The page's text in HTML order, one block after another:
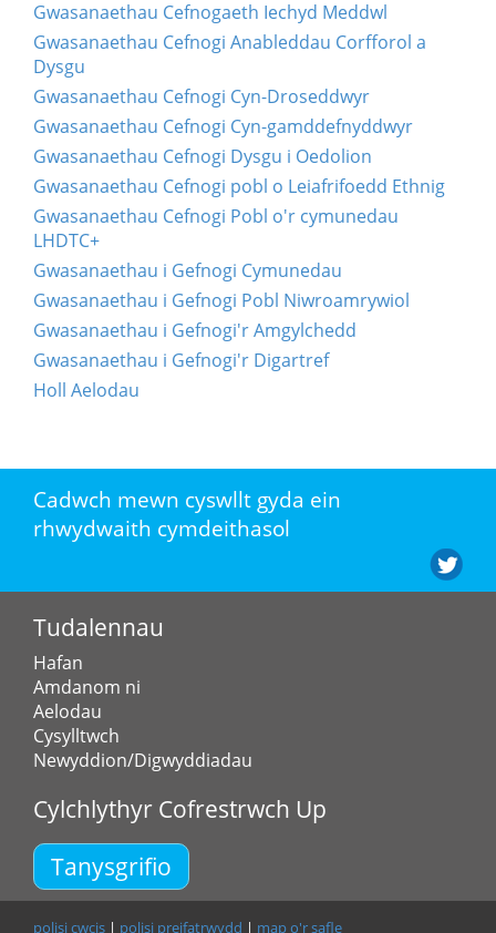
Gwasanaethau Cefnogaeth Iechyd Meddwl
Gwasanaethau Cefnogi Anableddau Corfforol a
Dysgu
Gwasanaethau Cefnogi Cyn-Droseddwyr
Gwasanaethau Cefnogi Cyn-gamddefnyddwyr
Gwasanaethau Cefnogi Dysgu i Oedolion
Gwasanaethau Cefnogi pobl o Leiafrifoedd Ethnig
Gwasanaethau Cefnogi Pobl o'r cymunedau
LHDTC+
Gwasanaethau i Gefnogi Cymunedau
Gwasanaethau i Gefnogi Pobl Niwroamrywiol
Gwasanaethau i Gefnogi'r Amgylchedd
Gwasanaethau i Gefnogi'r Digartref
Holl Aelodau
Cadwch mewn cyswllt gyda ein
rhwydwaith cymdeithasol
Tudalennau
Hafan
Amdanom ni
Aelodau
Cysylltwch
Newyddion/Digwyddiadau
Cylchlythyr Cofrestrwch Up
Tanysgrifio
polisi cwcis | polisi preifatrwydd | map o'r safle